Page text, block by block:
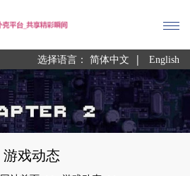
选择语言： 简体中文 | English
游戏动态